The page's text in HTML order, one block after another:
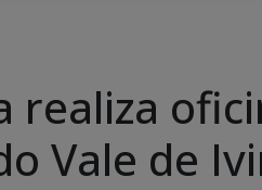
realiza
Vale de